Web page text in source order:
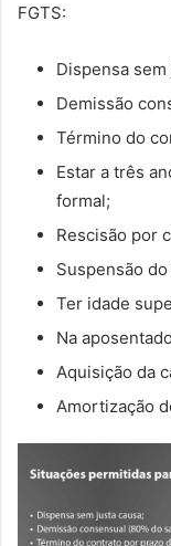
FGTS:
Dispensa
Demissão
Término do
Estar a três
formal;
Rescisão por
Suspensão
Ter idade
Na
Aquisição da
Amortização